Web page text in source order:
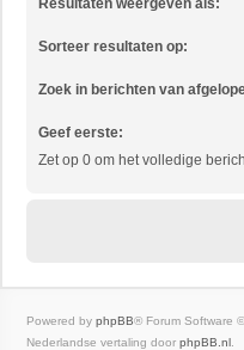
Resultaten weergeven als:
Sorteer resultaten op:
Zoek in berichten van
Geef eerste:
Zet op 0 om het volledige
Powered by phpBB® Forum Software
Nederlandse vertaling door phpBB.nl